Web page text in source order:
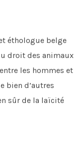
éthologue belge
droit des animaux
les hommes et
bien d’autres
sûr de la laïcité